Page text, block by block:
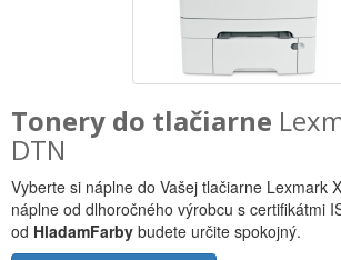
Tonery do tlačiarne
DTN
Vyberte si náplne do Vašej tlačiarne Lexmark
náplne od dlhoročného výrobcu s certifikátmi
od HladamFarby budete určite spokojný.